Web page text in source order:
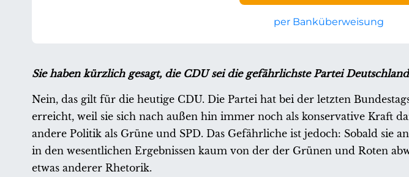
per Banküberweisung
Sie haben kürzlich gesagt, die CDU sei die gefährlichste Partei
Nein, das gilt für die heutige CDU. Die Partei hat bei der letzten
erreicht, weil sie sich nach außen hin immer noch als konservative Kraft
andere Politik als Grüne und SPD. Das Gefährliche ist jedoch: Sobald sie
in den wesentlichen Ergebnissen kaum von der der Grünen und Roten
etwas anderer Rhetorik.